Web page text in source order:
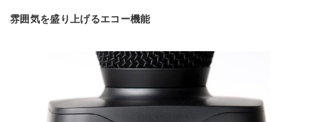
雰囲気を盛り上げるエコー機能